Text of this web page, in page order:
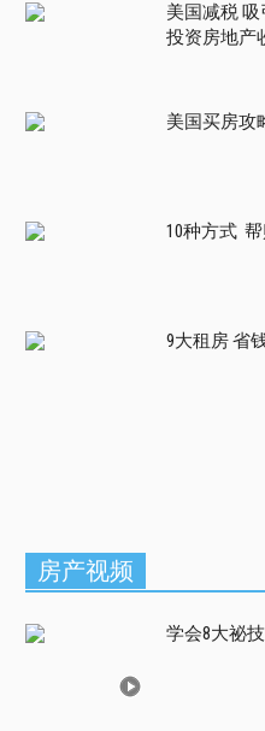
美国减税
投资房地产
美国买房攻
10种方式
9大租房 省
房产视频
学会8大祕